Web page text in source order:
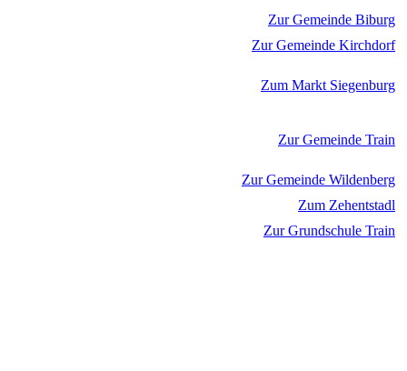
Zur Gemeinde Biburg
Zur Gemeinde Kirchdorf
Zum Markt Siegenburg
Zur Gemeinde Train
Zur Gemeinde Wildenberg
Zum Zehentstadl
Zur Grundschule Train